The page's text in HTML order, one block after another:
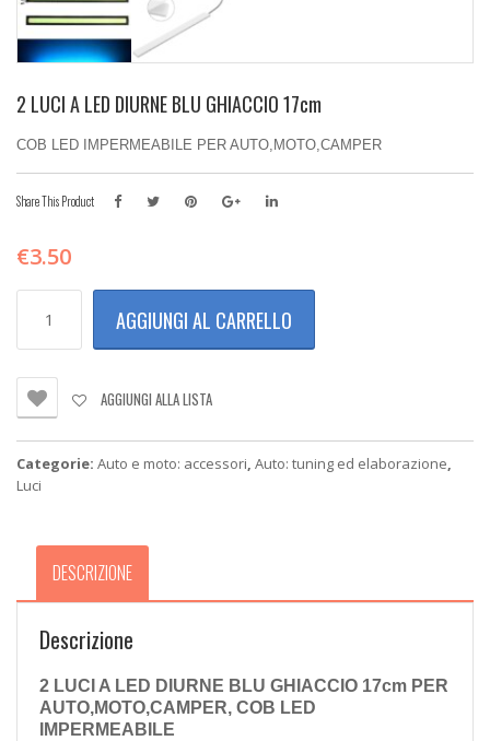
2 LUCI A LED DIURNE BLU GHIACCIO 17cm
COB LED IMPERMEABILE PER AUTO,MOTO,CAMPER
Share This Product
€3.50
LUCI
DIURNE
BLU
quantità
AGGIUNGI AL CARRELLO
AGGIUNGI ALLA LISTA
Categorie: Auto e moto: accessori, Auto: tuning ed elaborazione,
Luci
DESCRIZIONE
Descrizione
2 LUCI A LED DIURNE BLU GHIACCIO 17cm PER
AUTO,MOTO,CAMPER, COB LED
IMPERMEABILE